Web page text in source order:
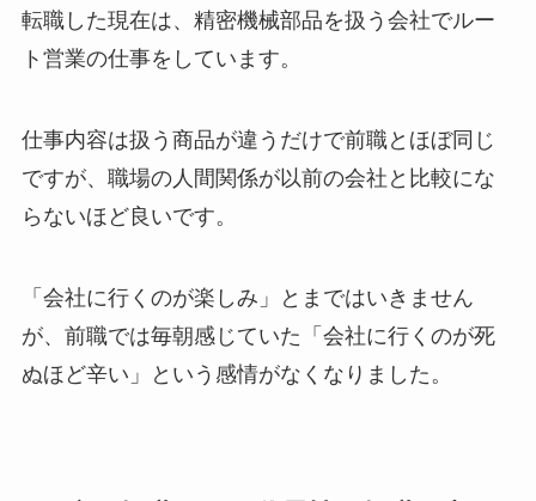
転職した現在は、精密機械部品を扱う会社でルー
ト営業の仕事をしています。
仕事内容は扱う商品が違うだけで前職とほぼ同じ
ですが、職場の人間関係が以前の会社と比較にな
らないほど良いです。
「会社に行くのが楽しみ」とまではいきません
が、前職では毎朝感じていた「会社に行くのが死
ぬほど辛い」という感情がなくなりました。